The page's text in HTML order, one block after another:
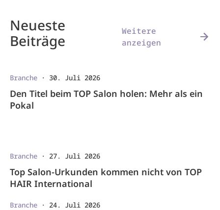
Neueste
Beiträge
Weitere
anzeigen
Branche · 30. Juli 2026
Den Titel beim TOP Salon holen: Mehr als ein
Pokal
Branche · 27. Juli 2026
Top Salon-Urkunden kommen nicht von TOP
HAIR International
Branche · 24. Juli 2026